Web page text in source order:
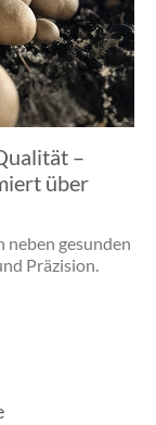
–
über
neben gesunden
Präzision.